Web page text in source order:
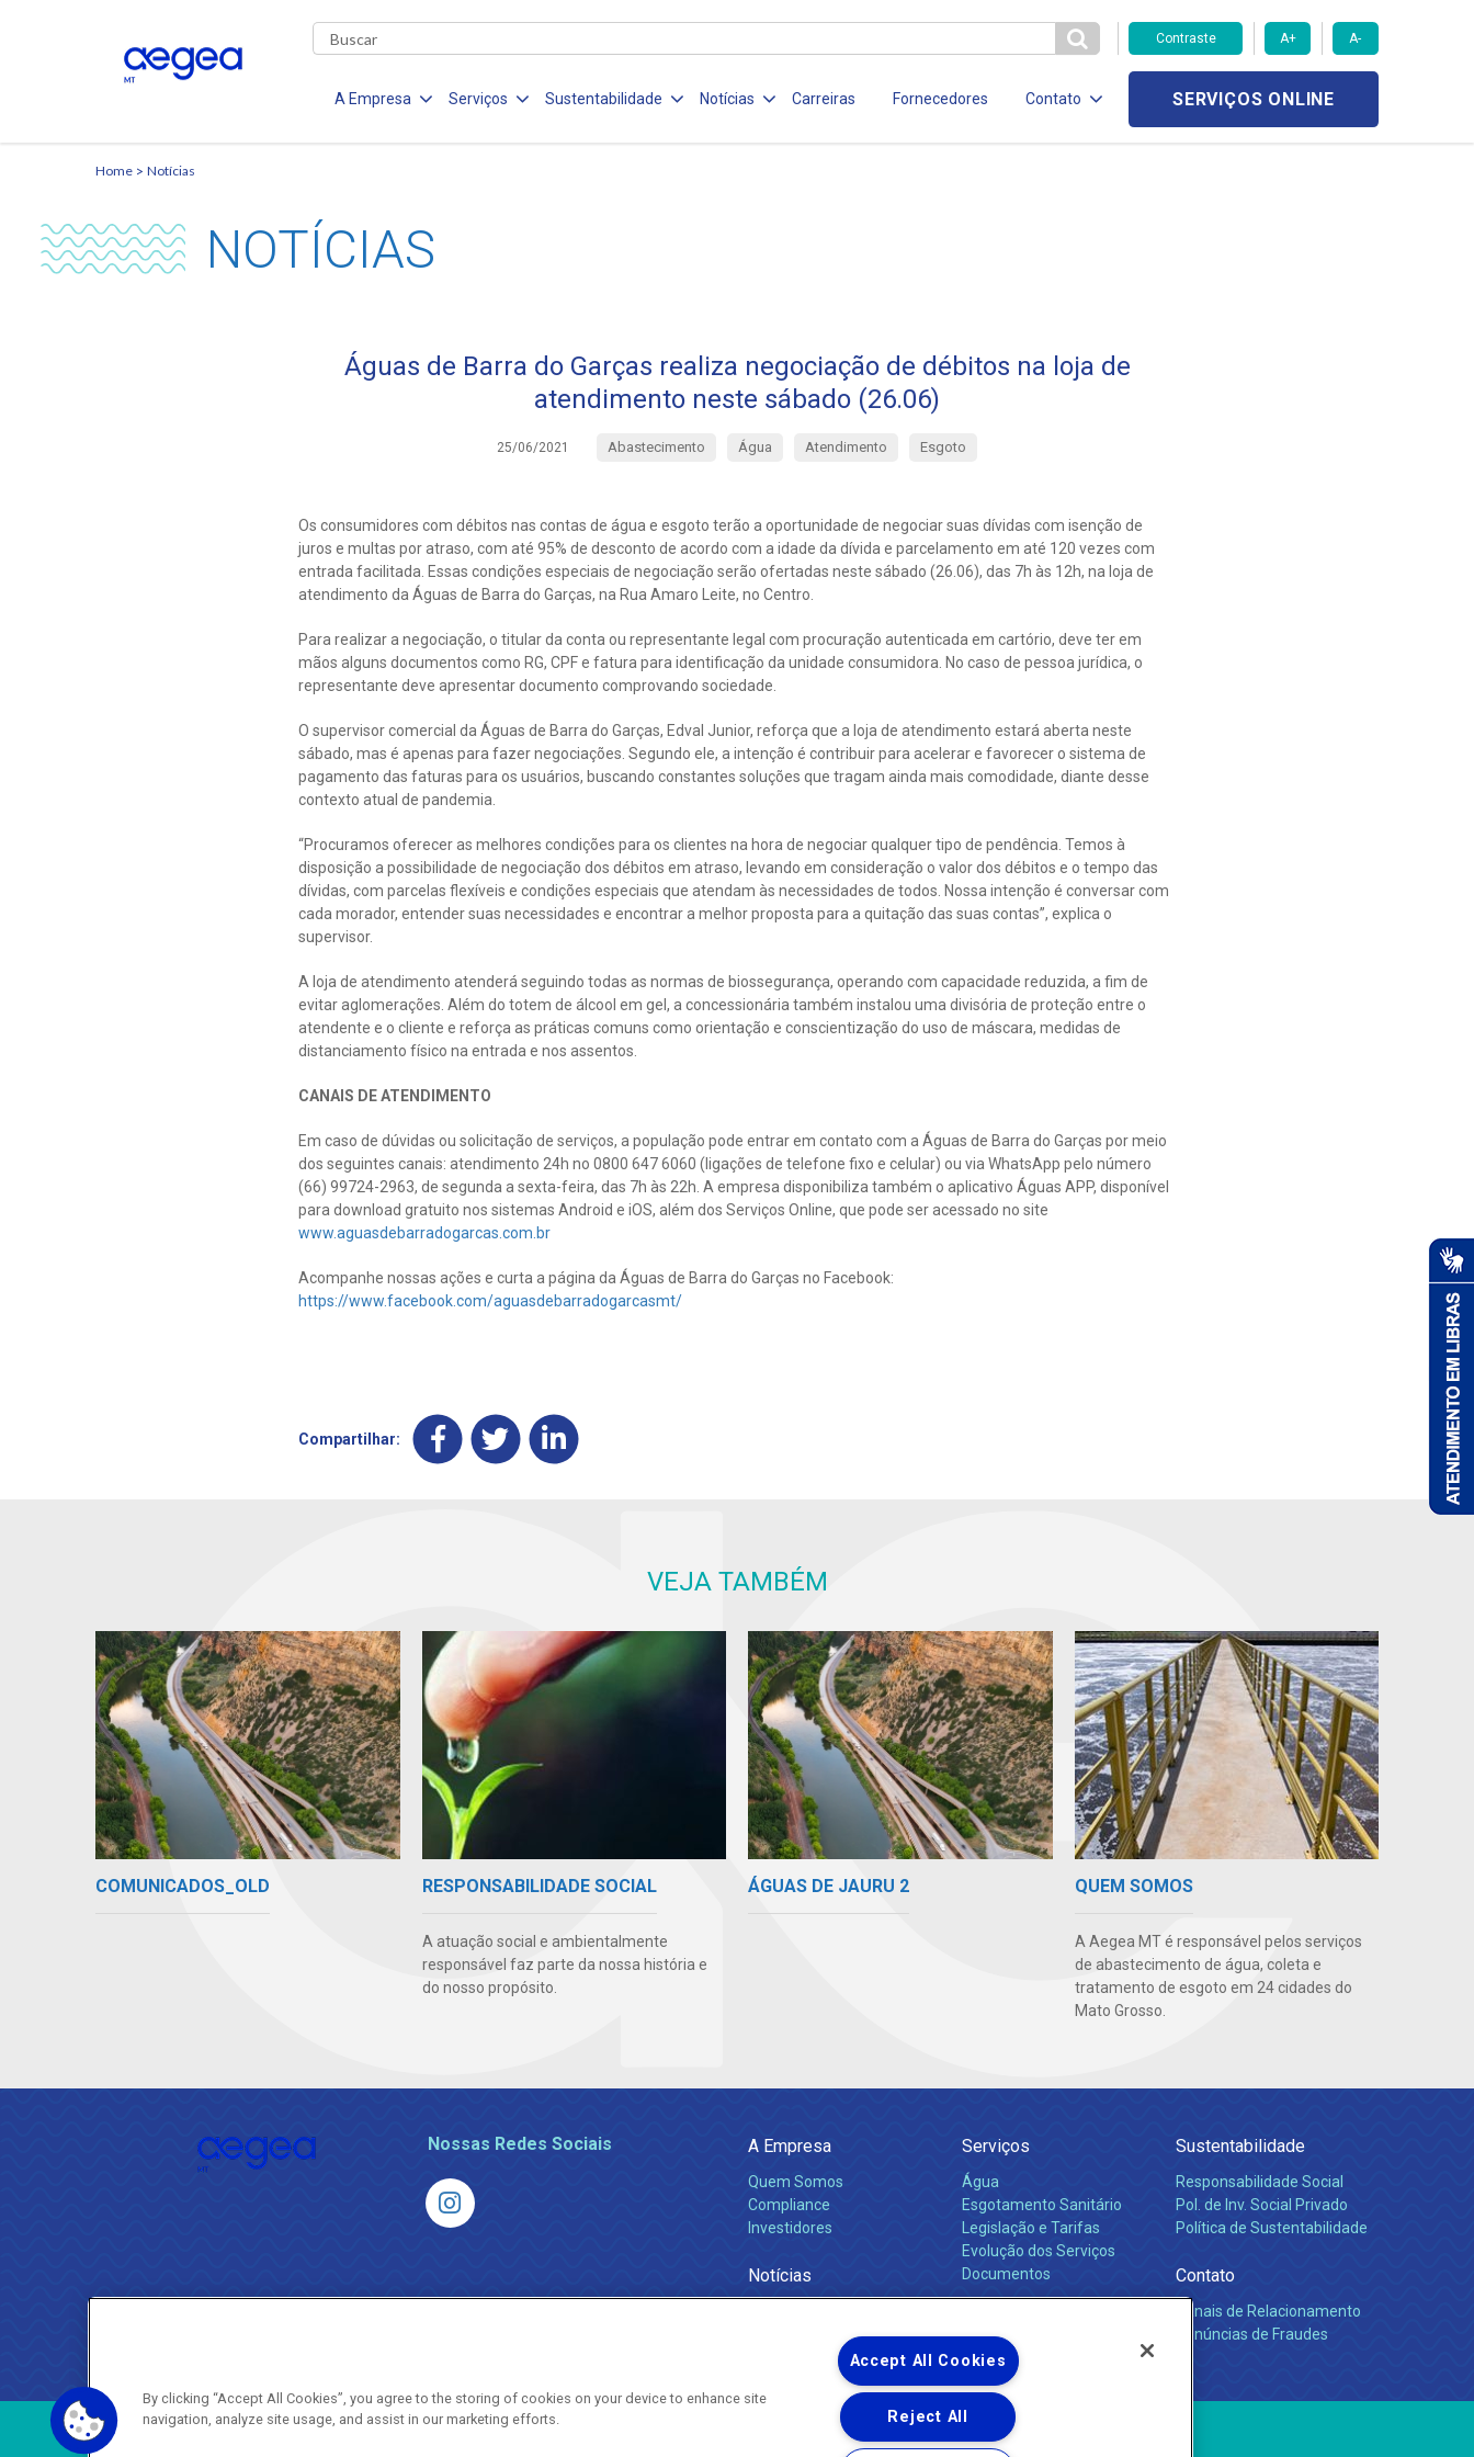
Contraste A+ A-
A Empresa Serviços Sustentabilidade Notícias Carreiras Fornecedores Contato SERVIÇOS ONLINE
Home Notícias
NOTÍCIAS
Águas de Barra do Garças realiza negociação de débitos na loja de
atendimento neste sábado (26.06)
25/06/2021 Abastecimento Água Atendimento Esgoto
Os consumidores com débitos nas contas de água e esgoto terão a oportunidade de negociar suas dívidas com isenção de
juros e multas por atraso, com até 95% de desconto de acordo com a idade da dívida e parcelamento em até 120 vezes com
entrada facilitada. Essas condições especiais de negociação serão ofertadas neste sábado (26.06), das 7h às 12h, na loja de
atendimento da Águas de Barra do Garças, na Rua Amaro Leite, no Centro.
Para realizar a negociação, o titular da conta ou representante legal com procuração autenticada em cartório, deve ter em
mãos alguns documentos como RG, CPF e fatura para identificação da unidade consumidora. No caso de pessoa jurídica, o
representante deve apresentar documento comprovando sociedade.
O supervisor comercial da Águas de Barra do Garças, Edval Junior, reforça que a loja de atendimento estará aberta neste
sábado, mas é apenas para fazer negociações. Segundo ele, a intenção é contribuir para acelerar e favorecer o sistema de
pagamento das faturas para os usuários, buscando constantes soluções que tragam ainda mais comodidade, diante desse
contexto atual de pandemia.
“Procuramos oferecer as melhores condições para os clientes na hora de negociar qualquer tipo de pendência. Temos à
disposição a possibilidade de negociação dos débitos em atraso, levando em consideração o valor dos débitos e o tempo das
dívidas, com parcelas flexíveis e condições especiais que atendam às necessidades de todos. Nossa intenção é conversar com
cada morador, entender suas necessidades e encontrar a melhor proposta para a quitação das suas contas”, explica o
supervisor.
A loja de atendimento atenderá seguindo todas as normas de biossegurança, operando com capacidade reduzida, a fim de
evitar aglomerações. Além do totem de álcool em gel, a concessionária também instalou uma divisória de proteção entre o
atendente e o cliente e reforça as práticas comuns como orientação e conscientização do uso de máscara, medidas de
distanciamento físico na entrada e nos assentos.
CANAIS DE ATENDIMENTO
Em caso de dúvidas ou solicitação de serviços, a população pode entrar em contato com a Águas de Barra do Garças por meio
dos seguintes canais: atendimento 24h no 0800 647 6060 (ligações de telefone fixo e celular) ou via WhatsApp pelo número
(66) 99724-2963, de segunda a sexta-feira, das 7h às 22h. A empresa disponibiliza também o aplicativo Águas APP, disponível
para download gratuito nos sistemas Android e iOS, além dos Serviços Online, que pode ser acessado no site
www.aguasdebarradogarcas.com.br
Acompanhe nossas ações e curta a página da Águas de Barra do Garças no Facebook:
https://www.facebook.com/aguasdebarradogarcasmt/
Compartilhar:
VEJA TAMBÉM
COMUNICADOS_OLD RESPONSABILIDADE SOCIAL
A atuação social e ambientalmente
responsável faz parte da nossa história e
do nosso propósito.
ÁGUAS DE JAURU 2 QUEM SOMOS
A Aegea MT é responsável pelos serviços
de abastecimento de água, coleta e
tratamento de esgoto em 24 cidades do
Mato Grosso.
Nossas Redes Sociais A Empresa
Quem Somos
Compliance
Investidores
Notícias
Serviços
Água
Esgotamento Sanitário
Legislação e Tarifas
Evolução dos Serviços
Documentos
Sustentabilidade
Responsabilidade Social
Pol. de Inv. Social Privado
Política de Sustentabilidade
Contato
Canais de Relacionamento
Denúncias de Fraudes
Copyright ® 2026 - Todos os Direitos Reservados.
By clicking “Accept All Cookies”, you agree to the storing of cookies on your device to enhance site
navigation, analyze site usage, and assist in our marketing efforts.
Accept All Cookies
Reject All